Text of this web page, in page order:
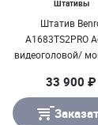
Штативы
Штатив
A1683TS2PRO
видеоголовой/
цанги
33 900 ₽